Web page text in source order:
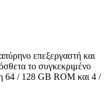
επεξεργαστή και
το συγκεκριμένο
64 / 128 GB ROM και 4 /